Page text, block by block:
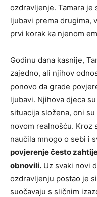
ozdravljenje. Tamara je
ljubavi prema drugima,
prvi korak ka njenom
Godinu dana kasnije,
zajedno, ali njihov
ponovo da grade
ljubavi. Njihova djeca
situacija složena, oni
novom realnošću. Kroz
naučila mnogo o sebi i
povjerenje često
obnovili. Uz svaki novi
ozdravljenju postao je
suočavaju s sličnim